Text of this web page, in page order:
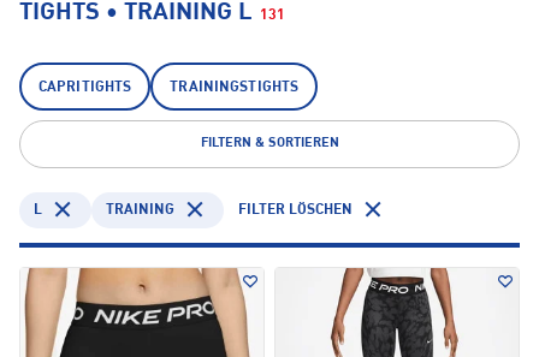
TIGHTS • TRAINING L 131
CAPRITIGHTS TRAININGSTIGHTS
FILTERN & SORTIEREN
L TRAINING FILTER LÖSCHEN